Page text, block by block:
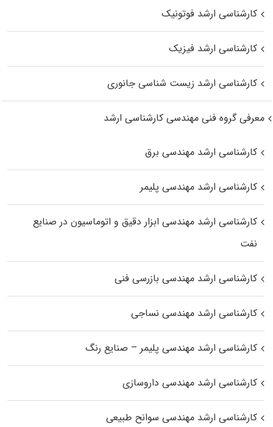
کارشناسی ارشد فوتونیک
کارشناسی ارشد فیزیک
کارشناسی ارشد زیست‌ شناسی جانوری
معرفی گروه فنی مهندسی کارشناسی ارشد
کارشناسی ارشد مهندسی برق
کارشناسی ارشد مهندسی پلیمر
کارشناسی ارشد مهندسی ابزار دقیق و اتوماسیون در صنایع
نفت
کارشناسی ارشد مهندسی بازرسی فنی
کارشناسی ارشد مهندسی نساجی
کارشناسی ارشد مهندسی پلیمر – صنایع رنگ
کارشناسی ارشد مهندسی داروسازی
کارشناسی ارشد مهندسی سوانح طبیعی